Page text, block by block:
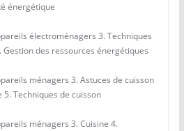
énergétique
électroménagers 3. Techniques
des ressources énergétiques
ménagers 3. Astuces de cuisson
Techniques de cuisson
ménagers 3. Cuisine 4.